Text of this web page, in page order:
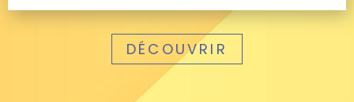
DÉCOUVRIR